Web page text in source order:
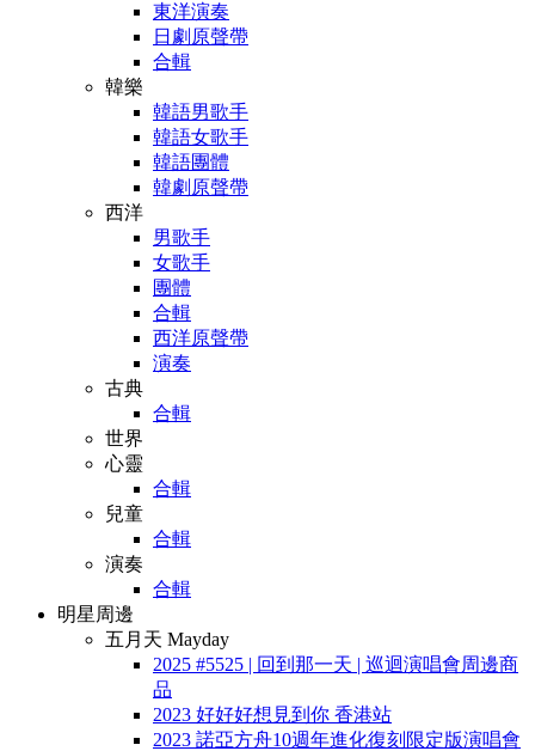
東洋演奏
日劇原聲帶
合輯
韓樂
韓語男歌手
韓語女歌手
韓語團體
韓劇原聲帶
西洋
男歌手
女歌手
團體
合輯
西洋原聲帶
演奏
古典
合輯
世界
心靈
合輯
兒童
合輯
演奏
合輯
明星周邊
五月天 Mayday
2025 #5525 | 回到那一天 | 巡迴演唱會周邊商
品
2023 好好好想見到你 香港站
2023 諾亞方舟10週年進化復刻限定版演唱會